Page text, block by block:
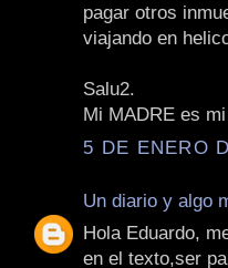
pagar otros
viajando en
Salu2.
Mi MADRE es
5 DE ENERO
Un diario y algo
Hola Eduardo,
en el texto,ser